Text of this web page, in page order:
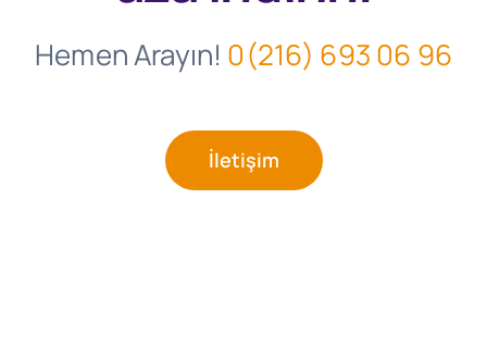
Hemen Arayın! 0(216) 693 06 96
İletişim